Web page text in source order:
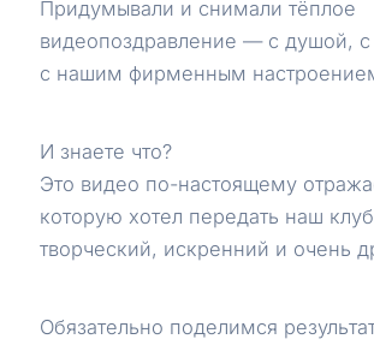
Придумывали и снимали тёплое
видеопоздравление — с душой,
с нашим фирменным
И знаете что?
Это видео по-настоящему
которую хотел передать наш
творческий, искренний и очень
Обязательно поделимся